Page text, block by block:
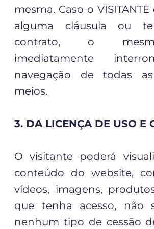
mesma. Caso o
alguma cláusula ou
contrato, o
imediatamente
navegação de todas
meios.
3. DA LICENÇA DE USO E
O visitante poderá
conteúdo do website,
vídeos, imagens,
que tenha acesso, não
nenhum tipo de cessão